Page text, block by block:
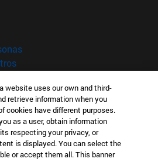
ventana)
(abre en nueva ventana)
(abre en nueva ventana)
website uses our own and third-
retrieve information when you
cookies have different purposes.
as a user, obtain information
respecting your privacy, or
is displayed. You can select the
or accept them all. This banner